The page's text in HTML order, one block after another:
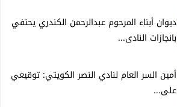
ديوان أبناء المرحوم عبدالرحمن الكندري يحتفي
بانجازات النادى...
أمين السر العام لنادي النصر الكويتي: توقيعي
على...